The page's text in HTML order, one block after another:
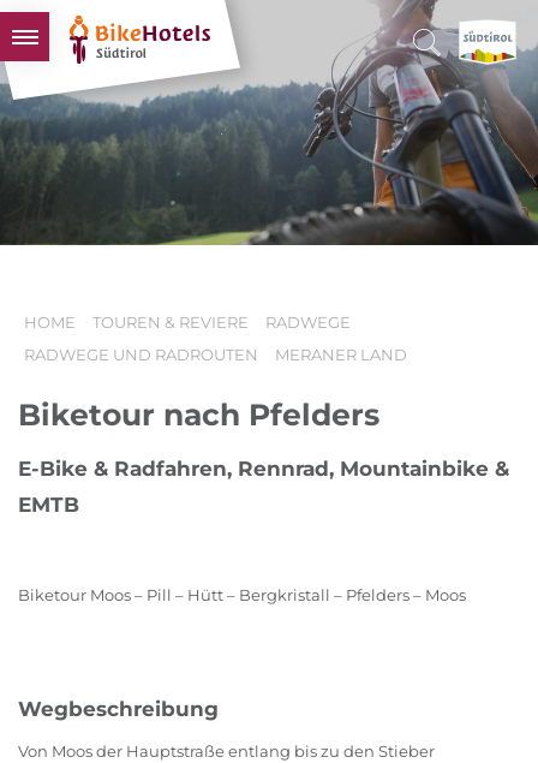
BIKEHOTELS
HOTELS & PAKETE
TOUREN & REVIERE
SÜDTIROL & WIR
HOME TOUREN & REVIERE
RADWEGE
RADWEGE UND RADROUTEN
MERANER LAND
Biketour nach Pfelders
E-Bike & Radfahren, Rennrad, Mountainbike &
EMTB
Biketour Moos – Pill – Hütt – Bergkristall – Pfelders – Moos
Wegbeschreibung
Von Moos der Hauptstraße entlang bis zu den Stieber